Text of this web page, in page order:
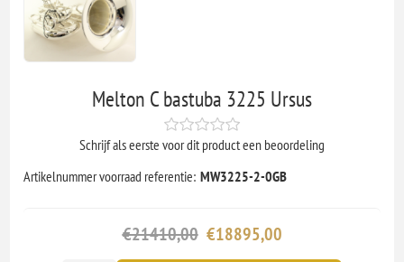
Melton C bastuba 3225 Ursus
Schrijf als eerste voor dit product een beoordeling
Artikelnummer voorraad referentie: MW3225-2-0GB
€21410,00 €18895,00